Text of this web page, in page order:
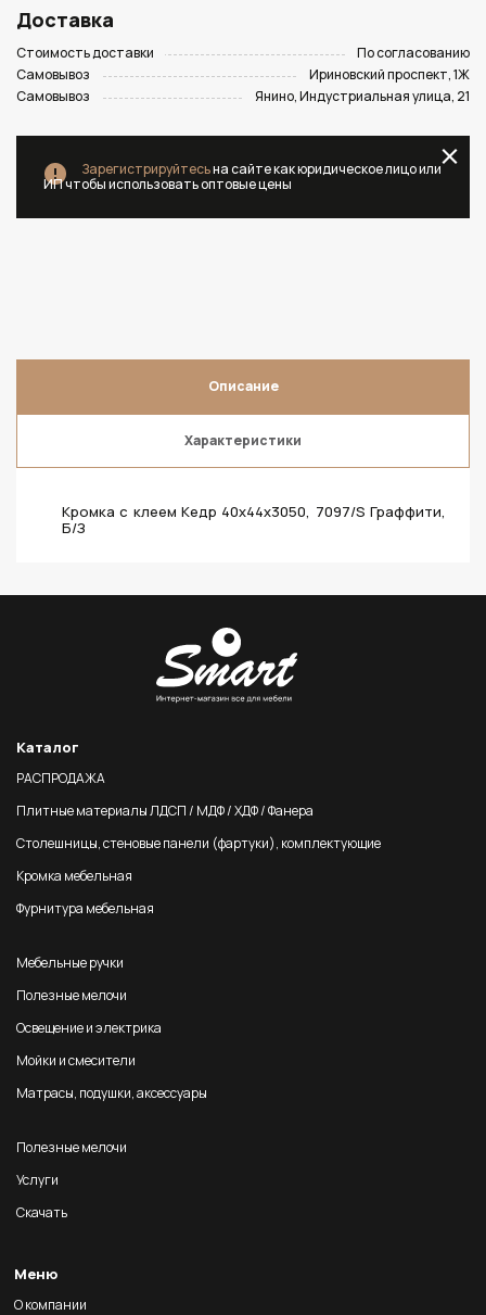
Доставка
Стоимость доставки
По согласованию
Самовывоз
Ириновский проспект, 1Ж
Самовывоз
Янино, Индустриальная улица, 21
Зарегистрируйтесьна сайте как юридическое лицо или
ИП чтобы использовать оптовые цены
Описание
Характеристики
Кромка с клеем Кедр 40х44х3050, 7097/S Граффити,
Б/З
Каталог
РАСПРОДАЖА
Плитные материалы ЛДСП / МДФ / ХДФ / Фанера
Столешницы, стеновые панели (фартуки), комплектующие
Кромка мебельная
Фурнитура мебельная
Мебельные ручки
Полезные мелочи
Освещение и электрика
Мойки и смесители
Матрасы, подушки, аксессуары
Полезные мелочи
Услуги
Скачать
Меню
О компании